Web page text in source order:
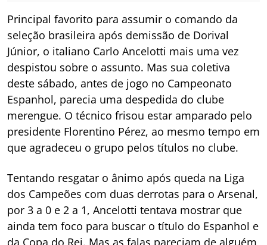
Principal favorito para assumir o comando da
seleção brasileira após demissão de Dorival
Júnior, o italiano Carlo Ancelotti mais uma vez
despistou sobre o assunto. Mas sua coletiva
deste sábado, antes de jogo no Campeonato
Espanhol, parecia uma despedida do clube
merengue. O técnico frisou estar amparado pelo
presidente Florentino Pérez, ao mesmo tempo em
que agradeceu o grupo pelos títulos no clube.
Tentando resgatar o ânimo após queda na Liga
dos Campeões com duas derrotas para o Arsenal,
por 3 a 0 e 2 a 1, Ancelotti tentava mostrar que
ainda tem foco para buscar o título do Espanhol e
da Copa do Rei. Mas as falas pareciam de alguém